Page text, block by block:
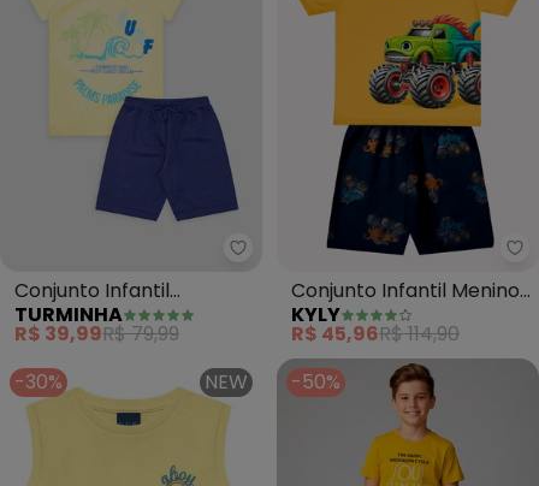
Turminha - Conjunto Infantil
Conjunto Infantil
Masculino Surf (Amarelo)
TURMINHA
R$ 39,99R$ 79,99
Conjunto Infantil Menino
Lettering (Amarelo)
KYLY
R$ 45,96R$ 114,90
-30%
NEW -50%